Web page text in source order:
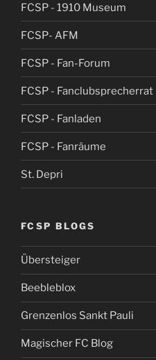
FCSP - 1910 Museum
FCSP- AFM
FCSP - Fan-Forum
FCSP - Fanclubsprecherrat
FCSP - Fanladen
FCSP - Fanräume
St. Depri
FCSP BLOGS
Übersteiger
Beebleblox
Grenzenlos Sankt Pauli
Magischer FC Blog